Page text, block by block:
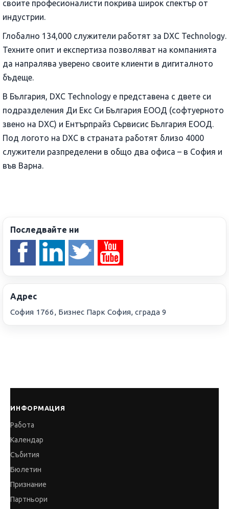
своите професионалисти покрива широк спектър от
индустрии.
Глобално 134,000 служители работят за DXC Technology.
Техните опит и експертиза позволяват на компанията
да напралява уверено своите клиенти в дигиталното
бъдеще.
В България, DXC Technology е представена с двете си
подразделения Ди Екс Си България ЕООД (софтуерното
звено на DXC) и Ентърпрайз Сървисис България ЕООД.
Под логото на DXC в страната работят близо 4000
служители разпределени в общо два офиса – в София и
във Варна.
Последвайте ни
Адрес
София 1766, Бизнес Парк София, сграда 9
ИНФОРМАЦИЯ
Работа
Календар
Събития
Бюлетин
Признание
Партньори